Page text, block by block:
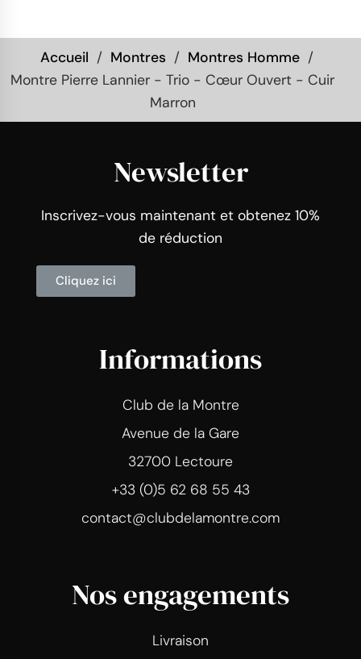
Accueil Montres
Montres Homme
Montre Pierre Lannier - Trio - Cœur Ouvert - Cuir
Marron
Newsletter
Inscrivez-vous maintenant et obtenez 10%
de réduction
Cliquez ici
Informations
Club de la Montre
Avenue de la Gare
32700 Lectoure
+33 (0)5 62 68 55 43
contact@clubdelamontre.com
Nos engagements
Livraison